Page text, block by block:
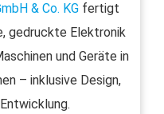
& Co. KG fertigt
gedruckte Elektronik
und Geräte in
– inklusive Design,